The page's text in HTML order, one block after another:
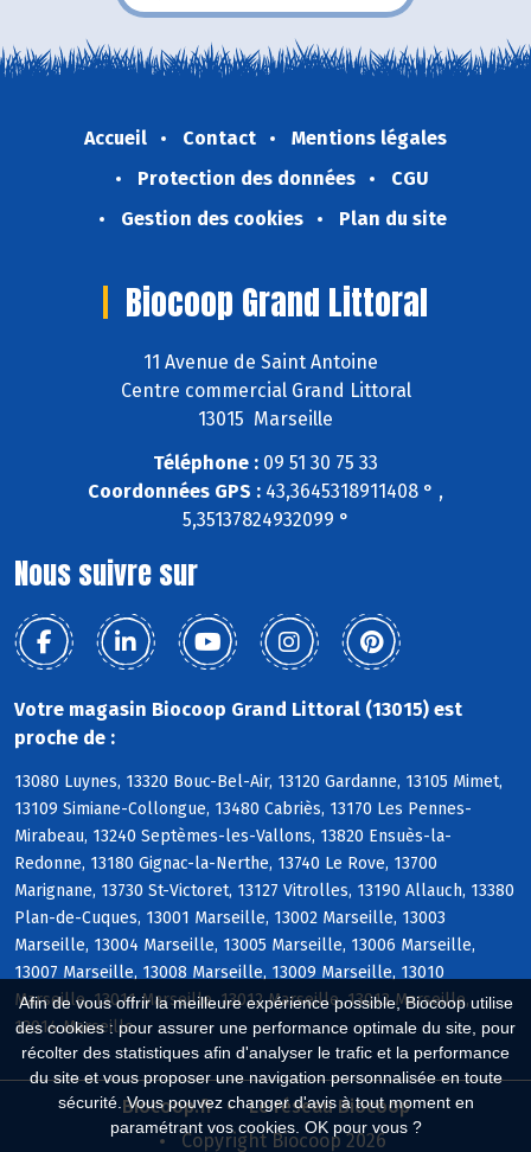
Afin de vous offrir la meilleure expérience possible, Biocoop utilise
des cookies : pour assurer une performance optimale du site, pour
récolter des statistiques afin d'analyser le trafic et la performance
du site et vous proposer une navigation personnalisée en toute
sécurité. Vous pouvez changer d'avis à tout moment en
paramétrant vos cookies. OK pour vous ?
Accueil Contact
Mentions légales
Protection des données
CGU
Gestion des cookies
Plan du site
Biocoop Grand Littoral
11 Avenue de Saint Antoine
Centre commercial Grand Littoral
13015 Marseille
Téléphone : 09 51 30 75 33
Coordonnées GPS : 43,3645318911408 ° ,
5,35137824932099 °
Nous suivre sur
Votre magasin Biocoop Grand Littoral (13015) est
proche de :
13080 Luynes, 13320 Bouc-Bel-Air, 13120 Gardanne, 13105 Mimet,
13109 Simiane-Collongue, 13480 Cabriès, 13170 Les Pennes-
Mirabeau, 13240 Septèmes-les-Vallons, 13820 Ensuès-la-
Redonne, 13180 Gignac-la-Nerthe, 13740 Le Rove, 13700
Marignane, 13730 St-Victoret, 13127 Vitrolles, 13190 Allauch, 13380
Plan-de-Cuques, 13001 Marseille, 13002 Marseille, 13003
Marseille, 13004 Marseille, 13005 Marseille, 13006 Marseille,
13007 Marseille, 13008 Marseille, 13009 Marseille, 13010
Marseille, 13011 Marseille, 13012 Marseille, 13013 Marseille,
13014 Marseille
Biocoop.fr
Le réseau Biocoop
Copyright Biocoop 2026